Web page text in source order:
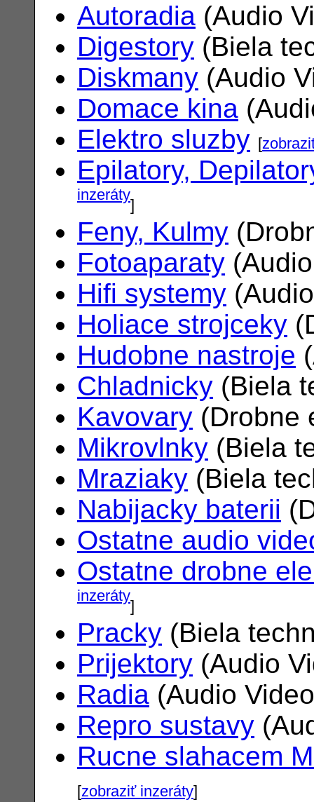
Autoradia (Audio
Digestory (Biela
Diskmany (Audio
Domace kina
Elektro sluzby [
Epilatory,
inzeráty]
Feny, Kulmy
Fotoaparaty
Hifi systemy
Holiace strojceky
Hudobne nastroje
Chladnicky (Biela
Kavovary (Drobne
Mikrovlnky (Biela
Mraziaky (Biela
Nabijacky baterii
Ostatne audio
Ostatne drobne
inzeráty]
Pracky (Biela
Prijektory (Audio
Radia (Audio
Repro sustavy
Rucne slahacem
[zobraziť inzeráty]